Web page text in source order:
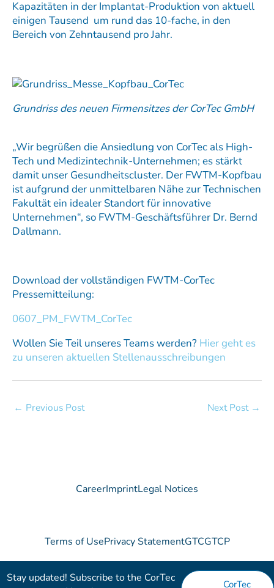
Kapazitäten in der Implantat-Produktion von aktuell
einigen Tausend um rund das 10-fache, in den
Bereich von Zehntausend pro Jahr.
Grundriss des neuen Firmensitzes der CorTec GmbH
„Wir begrüßen die Ansiedlung von CorTec als High-
Tech und Medizintechnik-Unternehmen; es stärkt
damit unser Gesundheitscluster. Der FWTM-Kopfbau
ist aufgrund der unmittelbaren Nähe zur Technischen
Fakultät ein idealer Standort für innovative
Unternehmen“, so FWTM-Geschäftsführer Dr. Bernd
Dallmann.
Download der vollständigen FWTM-CorTec
Pressemitteilung:
0607_PM_FWTM_CorTec
Wollen Sie Teil unseres Teams werden? Hier geht es
zu unseren aktuellen Stellenausschreibungen
← Previous Post Next Post →
CareerImprintLegal Notices
Terms of UsePrivacy StatementGTCGTCP
Stay updated! Subscribe to the CorTec
CorTec